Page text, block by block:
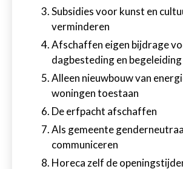
Subsidies voor kunst en
verminderen
Afschaffen eigen bijdrage
dagbesteding en begeleiding
Alleen nieuwbouw van
woningen toestaan
De erfpacht afschaffen
Als gemeente
communiceren
Horeca zelf de